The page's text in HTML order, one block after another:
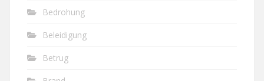
Bedrohung
Beleidigung
Betrug